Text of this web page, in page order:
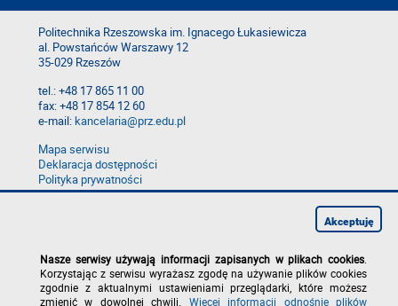
Politechnika Rzeszowska im. Ignacego Łukasiewicza
al. Powstańców Warszawy 12
35-029 Rzeszów
tel.: +48 17 865 11 00
fax: +48 17 854 12 60
e-mail:kancelaria@prz.edu.pl
Mapa serwisu
Deklaracja dostępności
Polityka prywatności
Zgłoś błąd na stronie
Nasze serwisy używają informacji zapisanych w plikach cookies
Korzystając z serwisu wyrażasz zgodę na używanie plików cookies
zgodnie z aktualnymi ustawieniami przeglądarki, które możesz
zmienić w dowolnej chwili. Więcej informacji odnośnie plików
Akceptuję